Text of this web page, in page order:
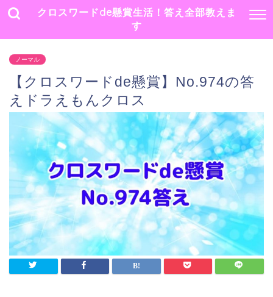
クロスワードde懸賞生活！答え全部教えま
す
ノーマル
【クロスワードde懸賞】No.974の答
えドラえもんクロス